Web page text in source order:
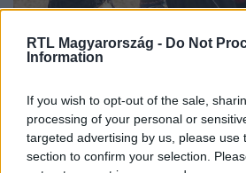
RTL Magyarország - Do Not
Information
If you wish to opt-out of the sale,
processing of your personal or
targeted advertising by us, please use
section to confirm your selection.
Celebklub
2018. január 24. 16:00